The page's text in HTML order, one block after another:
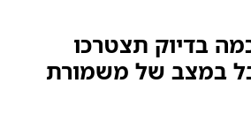
בדיוק תצטרכו
במצב של משמורת